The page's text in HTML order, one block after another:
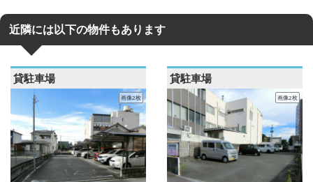
近隣には以下の物件もあります
貸駐車場
画像2枚
貸駐車場
画像2枚